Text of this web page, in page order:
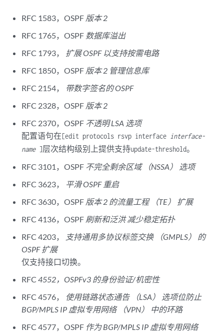
RFC 1583，OSPF 版本 2
RFC 1765，OSPF 数据库溢出
RFC 1793， 扩展 OSPF 以支持按需电路
RFC 1850，OSPF 版本 2 管理信息库
RFC 2154， 带数字签名的 OSPF
RFC 2328，OSPF 版本 2
RFC 2370，OSPF 不透明 LSA 选项
配置语句在[edit protocols rsvp interface interface-
name]层次结构级别上提供支持update-threshold。
RFC 3101，OSPF 不完全剩余区域 （NSSA） 选项
RFC 3623， 平滑 OSPF 重启
RFC 3630，OSPF 版本 2 的流量工程 （TE） 扩展
RFC 4136，OSPF 刷新和泛洪 减少稳定拓扑
RFC 4203，
支持通用多协议标签交换 （GMPLS） 的
OSPF 扩展
仅支持接口切换。
RFC4552，OSPFv3 的身份验证/机密性
RFC 4576， 使用链路状态通告 （LSA） 选项位防止
BGP/MPLS IP 虚拟专用网络 （VPN） 中的环路
RFC 4577，OSPF 作为 BGP/MPLS IP 虚拟专用网络